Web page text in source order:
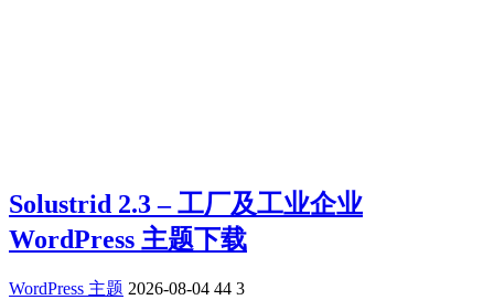
Solustrid 2.3 – 工厂及工业企业
WordPress 主题下载
WordPress 主题 2026-08-04 44 3